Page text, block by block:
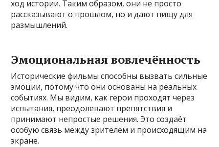
ход истории. Таким образом, они не просто
рассказывают о прошлом, но и дают пищу для
размышлений.
Эмоциональная вовлечённость
Исторические фильмы способны вызвать сильные
эмоции, потому что они основаны на реальных
событиях. Мы видим, как герои проходят через
испытания, преодолевают препятствия и
принимают непростые решения. Это создаёт
особую связь между зрителем и происходящим на
экране.